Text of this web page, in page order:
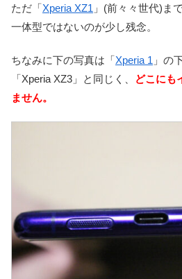
ただ「Xperia XZ1 」(前々々世代)ま
一体型ではないのが少し残念。
ちなみに下の写真は「Xperia 1 」の
「Xperia XZ3」と同じく、
どこにも
ません。